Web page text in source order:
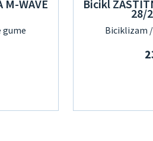
M-WAVE
gume
Bicikl
28/
Biciklizam